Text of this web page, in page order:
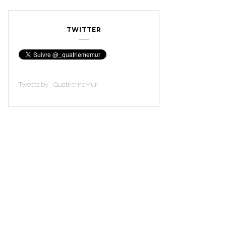
TWITTER
Tweets by _QuatriemeMur